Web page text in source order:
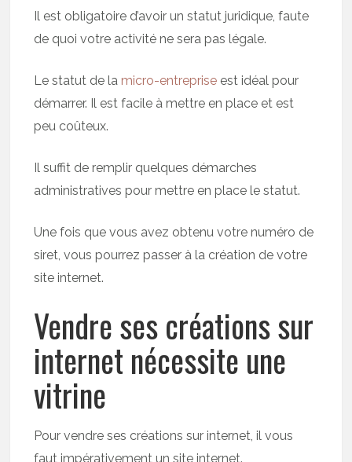
Il est obligatoire d’avoir un statut juridique, faute
de quoi votre activité ne sera pas légale.
Le statut de la micro-entreprise est idéal pour
démarrer. Il est facile à mettre en place et est
peu coûteux.
Il suffit de remplir quelques démarches
administratives pour mettre en place le statut.
Une fois que vous avez obtenu votre numéro de
siret, vous pourrez passer à la création de votre
site internet.
Vendre ses créations sur
internet nécessite une
vitrine
Pour vendre ses créations sur internet, il vous
faut impérativement un site internet.